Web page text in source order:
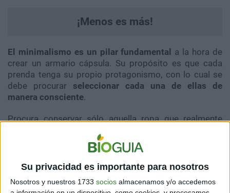
Su privacidad es importante para nosotros
Nosotros y nuestros 1733 socios almacenamos y/o accedemos
¡Menos es más!
El minimalismo es un pilar fundamental
a la hora de
crear un armario cápsula. Su propósito es que cada
prenda tenga su propio protagonismo, con lo cual se
debe procurar seleccionar cada una de ellas de
manera consciente.
Procura conservar sólo aquella ropa que realmente
recircularlo:venderlo, regalarlo, hacer un
trueque de prendas con una amiga o donarlo
buenas opciones.